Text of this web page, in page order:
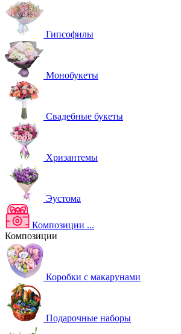
Гипсофилы
Монобукеты
Свадебные букеты
Хризантемы
Эустома
Композиции ...
Композиции
Коробки с макарунами
Подарочные наборы